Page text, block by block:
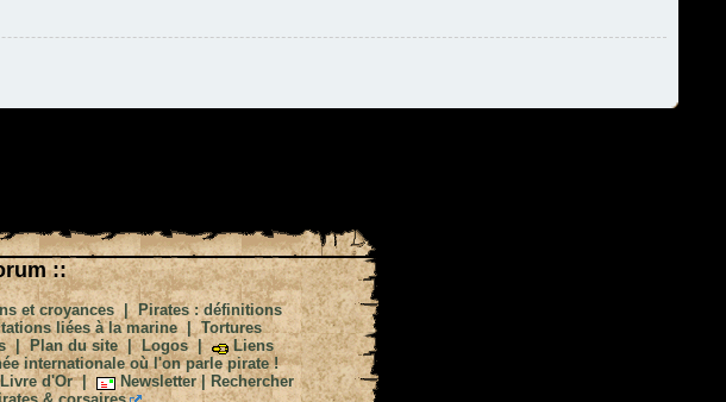
::
et croyances|Pirates : définitions
liées à la marine|Tortures
|Plan du site|Logos|
Liens
internationale où l'on parle pirate !
Livre d'Or| Newsletter| Rechercher